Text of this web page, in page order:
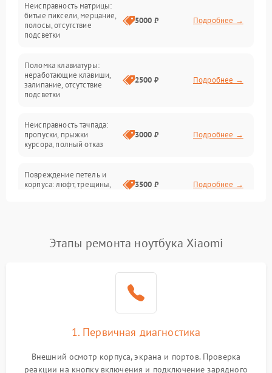
Программные ошибки
Электрические и системные сбои
Интерфейсные проблемы
Батарея
Сеть и интернет
Неисправность матрицы:
битые пиксели, мерцание,
полосы, отсутствие
подсветки
5000 ₽ Подробнее →
Поломка клавиатуры:
неработающие клавиши,
залипание, отсутствие
подсветки
2500 ₽ Подробнее →
Неисправность тачпада:
пропуски, прыжки
курсора, полный отказ
3000 ₽ Подробнее →
Повреждение петель и
корпуса: люфт, трещины,
3500 ₽ Подробнее →
невозможность зарядки,
2500 ₽ Подробнее →
2000 ₽
Перегрев из‑за пыли,
неисправности кулера
Этапы ремонта ноутбука Xiaomi
1. Первичная диагностика
Внешний осмотр корпуса, экрана и портов. Проверка
реакции на кнопку включения и подключение зарядного